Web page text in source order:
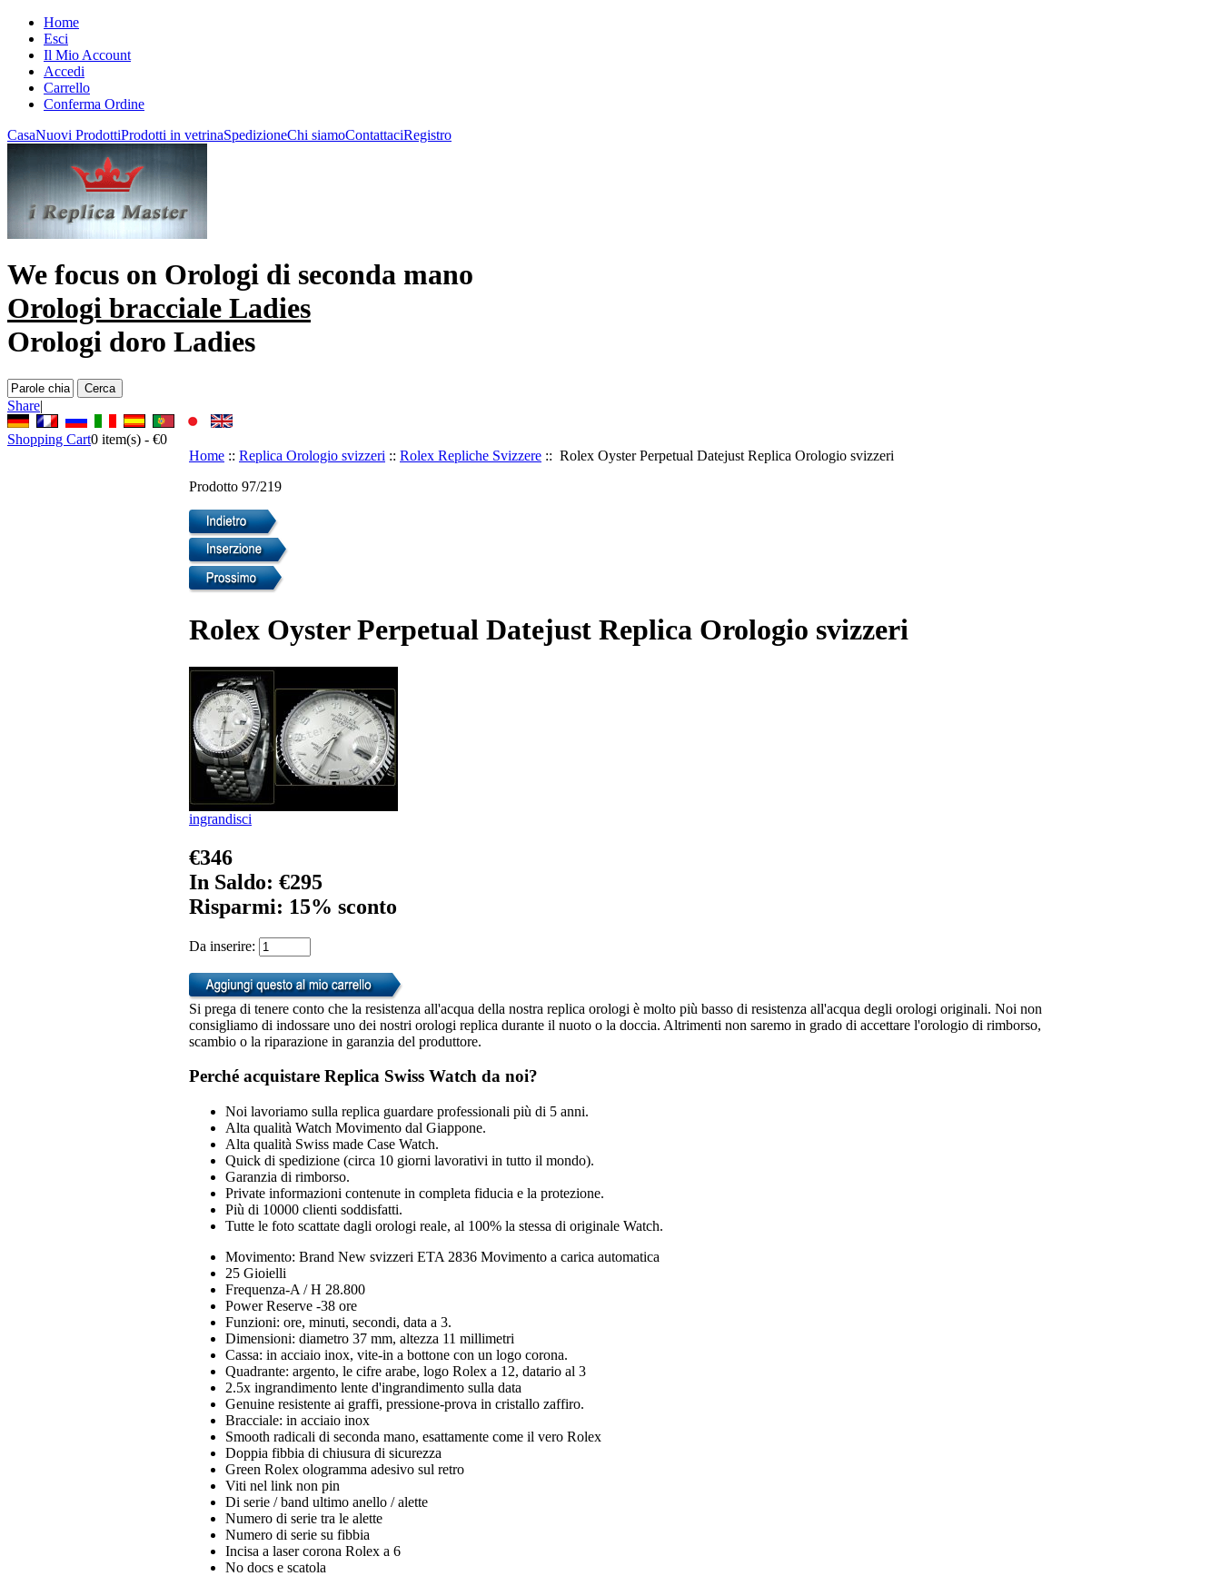
Home
Esci
Il Mio Account
Accedi
Carrello
Conferma Ordine
CasaNuovi ProdottiProdotti in vetrinaSpedizioneChi siamoContattaciRegistro
We focus on Orologi di seconda mano
Orologi bracciale Ladies
Orologi doro Ladies
Share|
Shopping Cart0 item(s) - €0
Home :: Replica Orologio svizzeri :: Rolex Repliche Svizzere :: Rolex Oyster Perpetual Datejust Replica Orologio svizzeri
Prodotto 97/219
Rolex Oyster Perpetual Datejust Replica Orologio svizzeri
ingrandisci
€346
In Saldo: €295
Risparmi: 15% sconto
Da inserire:
Si prega di tenere conto che la resistenza all'acqua della nostra replica orologi è molto più basso di resistenza all'acqua degli orologi originali. Noi non
consigliamo di indossare uno dei nostri orologi replica durante il nuoto o la doccia. Altrimenti non saremo in grado di accettare l'orologio di rimborso,
scambio o la riparazione in garanzia del produttore.
Perché acquistare Replica Swiss Watch da noi?
Noi lavoriamo sulla replica guardare professionali più di 5 anni.
Alta qualità Watch Movimento dal Giappone.
Alta qualità Swiss made Case Watch.
Quick di spedizione (circa 10 giorni lavorativi in tutto il mondo).
Garanzia di rimborso.
Private informazioni contenute in completa fiducia e la protezione.
Più di 10000 clienti soddisfatti.
Tutte le foto scattate dagli orologi reale, al 100% la stessa di originale Watch.
Movimento: Brand New svizzeri ETA 2836 Movimento a carica automatica
25 Gioielli
Frequenza-A / H 28.800
Power Reserve -38 ore
Funzioni: ore, minuti, secondi, data a 3.
Dimensioni: diametro 37 mm, altezza 11 millimetri
Cassa: in acciaio inox, vite-in a bottone con un logo corona.
Quadrante: argento, le cifre arabe, logo Rolex a 12, datario al 3
2.5x ingrandimento lente d'ingrandimento sulla data
Genuine resistente ai graffi, pressione-prova in cristallo zaffiro.
Bracciale: in acciaio inox
Smooth radicali di seconda mano, esattamente come il vero Rolex
Doppia fibbia di chiusura di sicurezza
Green Rolex ologramma adesivo sul retro
Viti nel link non pin
Di serie / band ultimo anello / alette
Numero di serie tra le alette
Numero di serie su fibbia
Incisa a laser corona Rolex a 6
No docs e scatola